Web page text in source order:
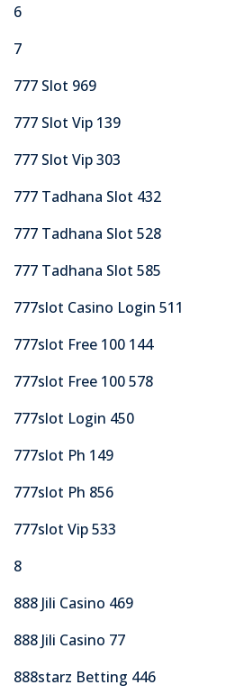
6
7
777 Slot 969
777 Slot Vip 139
777 Slot Vip 303
777 Tadhana Slot 432
777 Tadhana Slot 528
777 Tadhana Slot 585
777slot Casino Login 511
777slot Free 100 144
777slot Free 100 578
777slot Login 450
777slot Ph 149
777slot Ph 856
777slot Vip 533
8
888 Jili Casino 469
888 Jili Casino 77
888starz Betting 446